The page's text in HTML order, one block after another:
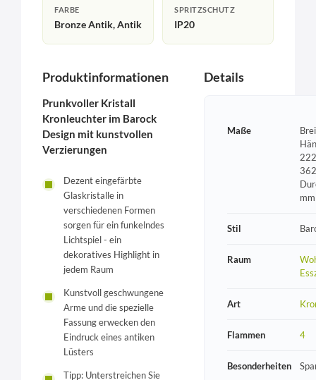
FARBE
Bronze Antik, Antik
SPRITZSCHUTZ
IP20
Produktinformationen
Prunkvoller Kristall
Kronleuchter im Barock
Design mit kunstvollen
Verzierungen
Dezent eingefärbte
Glaskristalle in
verschiedenen Formen
sorgen für ein funkelndes
Lichtspiel - ein
dekoratives Highlight in
jedem Raum
Kunstvoll geschwungene
Arme und die spezielle
Fassung erwecken den
Eindruck eines antiken
Lüsters
Tipp: Unterstreichen Sie
Details
Maße
mm
Stil
Raum
Art
Flammen 4
Besonderheiten